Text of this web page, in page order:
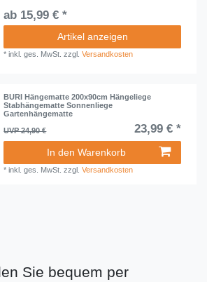
ab 15,99 € *
Artikel anzeigen
*inkl. ges. MwSt. zzgl.Versandkosten
BURI Hängematte 200x90cm Hängeliege
Stabhängematte Sonnenliege
Gartenhängematte
UVP 24,90 €
23,99 € *
In den Warenkorb
*inkl. ges. MwSt. zzgl.Versandkosten
Sie bequem per